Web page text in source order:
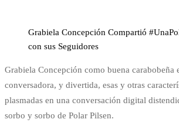
Grabiela Concepción Compartió
con sus Seguidores
Grabiela Concepción como buena carabobeña
conversadora, y divertida, esas y otras
plasmadas en una conversación digital
sorbo y sorbo de Polar Pilsen.